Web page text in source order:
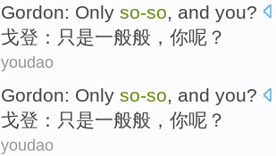
Gordon: Only so-so , and you?
戈登 ： 只是一般般 ， 你呢？
youdao
Gordon: Only so-so, and you?
戈登 ： 只是一般般 ， 你呢？
youdao